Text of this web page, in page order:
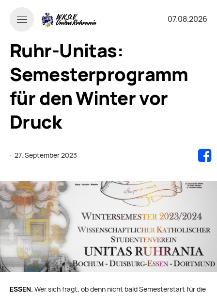
07.08.2026
Ruhr-Unitas:
Semesterprogramm
für den Winter vor
Druck
· 27. September 2023
ESSEN. Wer sich fragt, ob denn nicht bald Semesterstart für die